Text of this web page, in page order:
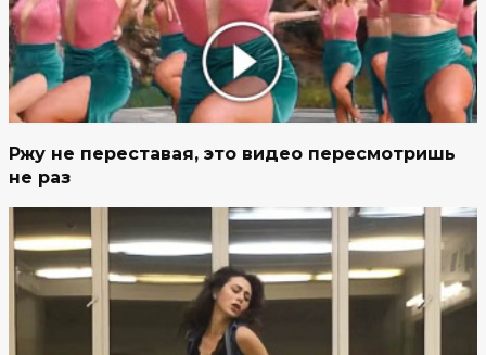
Ржу не переставая, это видео пересмотришь
не раз